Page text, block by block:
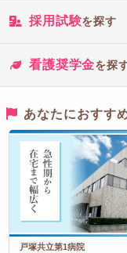
採用試験を探す
看護奨学金を探
あなたにおすす
戸塚共立第1病院